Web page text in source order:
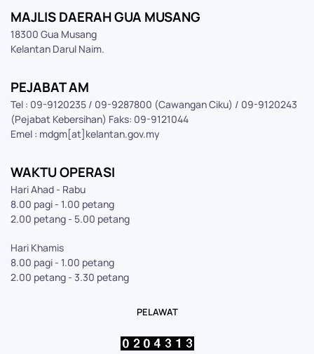
MAJLIS DAERAH GUA MUSANG
18300 Gua Musang
Kelantan Darul Naim.
PEJABAT AM
Tel : 09-9120235 / 09-9287800 (Cawangan Ciku) / 09-9120243
(Pejabat Kebersihan) Faks: 09-9121044
Emel : mdgm[at]kelantan.gov.my
WAKTU OPERASI
Hari Ahad - Rabu
8.00 pagi - 1.00 petang
2.00 petang - 5.00 petang
Hari Khamis
8.00 pagi - 1.00 petang
2.00 petang - 3.30 petang
PELAWAT